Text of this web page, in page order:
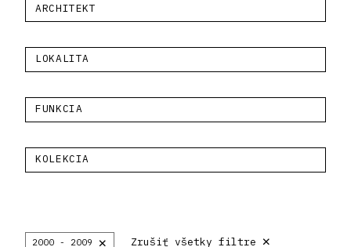
ARCHITEKT
LOKALITA
FUNKCIA
KOLEKCIA
2000 - 2009 × Zrušiť všetky filtre ×